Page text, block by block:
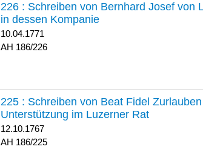
226 : Schreiben von Bernhard Josef von
in dessen Kompanie
10.04.1771
186/226
225 : Schreiben von Beat Fidel
Unterstützung im Luzerner Rat
12.10.1767
186/225